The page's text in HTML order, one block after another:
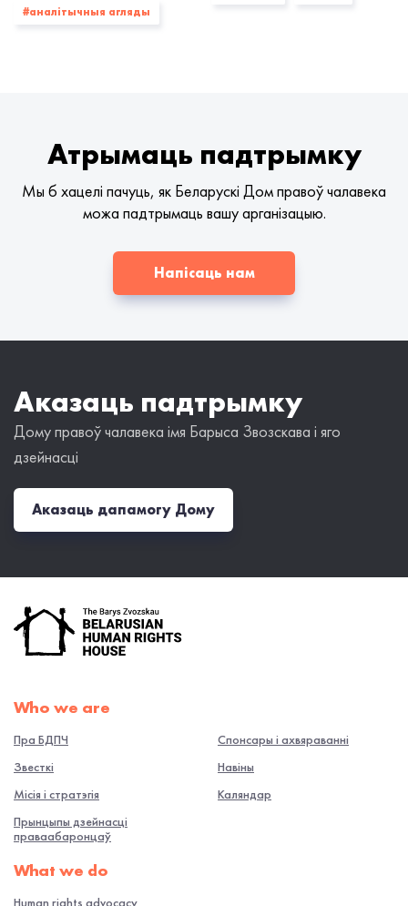
#аналітычныя агляды
Атрымаць падтрымку
Мы б хацелі пачуць, як Беларускі Дом правоў чалавека
можа падтрымаць вашу арганізацыю.
Напісаць нам
Аказаць падтрымку
Дому правоў чалавека імя Барыса Звозскава і яго
дзейнасці
Аказаць дапамогу Дому
Who we are
Пра БДПЧ
Звесткі
Місія і стратэгія
Прынцыпы дзейнасці
праваабаронцаў
Спонсары і ахвяраванні
Навiны
Каляндар
What we do
Human rights advocacy